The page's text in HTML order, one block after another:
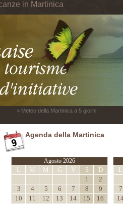
in Martinica
> Meteo della Martinica a 5 giorni
Agenda della Martinica
Agosto 2026
L M M G V S
D
1
2
3
4 5 6 7 8
9
10
11 12 13 14 15
16
L
7